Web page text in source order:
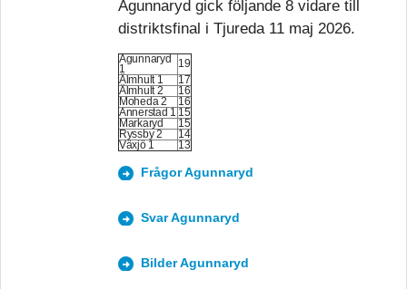
Agunnaryd gick följande 8 vidare till
distriktsfinal i Tjureda 11 maj 2026.
Agunnaryd
1
19
Älmhult 1
17
Älmhult 2
16
Moheda 2
16
Annerstad 1 15
Markaryd
15
Ryssby 2
14
Växjö 1
13
Frågor Agunnaryd
Svar Agunnaryd
Bilder Agunnaryd